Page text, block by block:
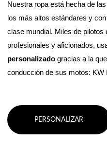
Nuestra ropa está hecha de
los más altos estándares y
clase mundial. Miles de pilotos
profesionales y aficionados,
personalizado gracias a la
conducción de sus motos: KW
PERSONALIZAR